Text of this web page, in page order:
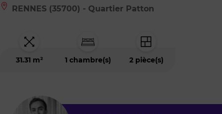
Le
bien
RENNES
(35700)
RENNES (35700) - Quartier Patton
31.31 m² 1 chambre(s) 2 pièce(s)